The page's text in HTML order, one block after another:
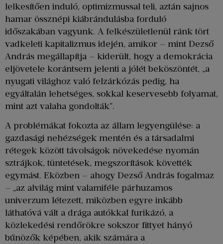
lelkesítően induló, optimizmussal teli, aztán sajnos
hamar össznépi kiábrándulásba forduló
időszakában vagyunk. A felkészületlenül ránk tört
vadkeleti kapitalizmus idején, amikor – mint Dezső
András megállapítja – kiderült, hogy a demokrácia
eljövetele korántsem jelenti a jólét beköszöntét, „a
nyugati világhoz való felzárkózás pedig, ha
egyáltalán lehetséges, sokkal keservesebb folyamat,
mint azt valaha gondolták”.
A problémákat fokozta az állam legyengülése: a
gazdasági nehézségek mentén és a társadalmi
rétegek között távolságok növekedése nyomán
sztrájkok, tüntetések, megszorítások követték
egymást. Eközben – ahogy Dezső András fogalmaz
– „az alvilág mint valamiféle párhuzamos
univerzum létezett, miközben egyre inkább
láthatóvá vált a drága autókkal furikázó, a
közlekedési rendőrökre sokszor fittyet hányó
bűnözők képében, akik számára a